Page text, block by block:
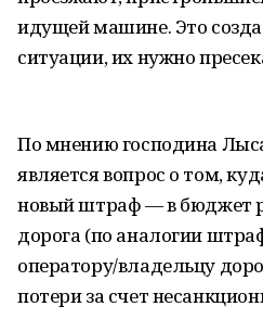
идущей машине. Это
ситуации, их нужно
По мнению господина
является вопрос о том,
новый штраф — в бюджет
дорога (по аналогии
оператору/владельцу
потери за счет